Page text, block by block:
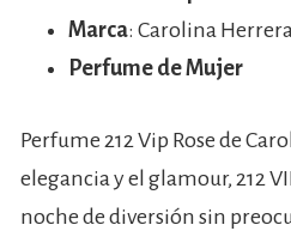
Marca: Carolina
Perfume de Mujer
Perfume 212 Vip Rose de
elegancia y el glamour, 212
noche de diversión sin